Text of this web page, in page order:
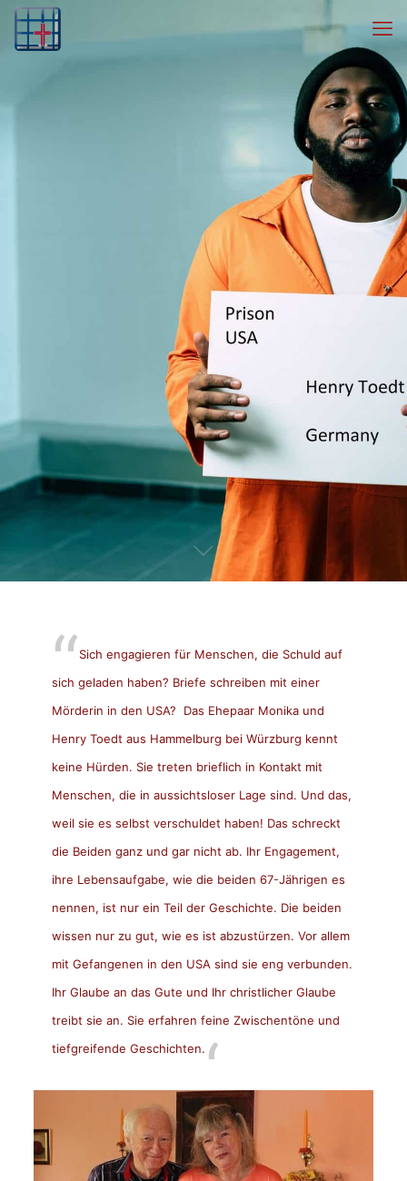
Sich engagieren für Menschen, die Schuld auf
sich geladen haben? Briefe schreiben mit einer
Mörderin in den USA? Das Ehepaar Monika und
Henry Toedt aus Hammelburg bei Würzburg kennt
keine Hürden. Sie treten brieflich in Kontakt mit
Menschen, die in aussichtsloser Lage sind. Und das,
weil sie es selbst verschuldet haben! Das schreckt
die Beiden ganz und gar nicht ab. Ihr Engagement,
ihre Lebensaufgabe, wie die beiden 67-Jährigen es
nennen, ist nur ein Teil der Geschichte. Die beiden
wissen nur zu gut, wie es ist abzustürzen. Vor allem
mit Gefangenen in den USA sind sie eng verbunden.
Ihr Glaube an das Gute und Ihr christlicher Glaube
treibt sie an. Sie erfahren feine Zwischentöne und
tiefgreifende Geschichten.